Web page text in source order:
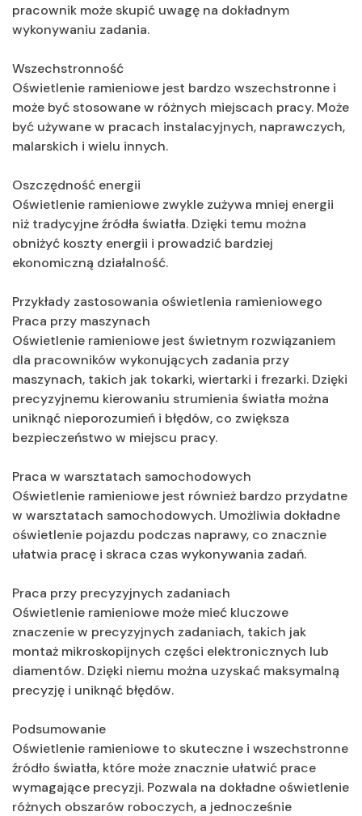
pracownik może skupić uwagę na dokładnym
wykonywaniu zadania.
Wszechstronność
Oświetlenie ramieniowe jest bardzo wszechstronne i
może być stosowane w różnych miejscach pracy. Może
być używane w pracach instalacyjnych, naprawczych,
malarskich i wielu innych.
Oszczędność energii
Oświetlenie ramieniowe zwykle zużywa mniej energii
niż tradycyjne źródła światła. Dzięki temu można
obniżyć koszty energii i prowadzić bardziej
ekonomiczną działalność.
Przykłady zastosowania oświetlenia ramieniowego
Praca przy maszynach
Oświetlenie ramieniowe jest świetnym rozwiązaniem
dla pracowników wykonujących zadania przy
maszynach, takich jak tokarki, wiertarki i frezarki. Dzięki
precyzyjnemu kierowaniu strumienia światła można
uniknąć nieporozumień i błędów, co zwiększa
bezpieczeństwo w miejscu pracy.
Praca w warsztatach samochodowych
Oświetlenie ramieniowe jest również bardzo przydatne
w warsztatach samochodowych. Umożliwia dokładne
oświetlenie pojazdu podczas naprawy, co znacznie
ułatwia pracę i skraca czas wykonywania zadań.
Praca przy precyzyjnych zadaniach
Oświetlenie ramieniowe może mieć kluczowe
znaczenie w precyzyjnych zadaniach, takich jak
montaż mikroskopijnych części elektronicznych lub
diamentów. Dzięki niemu można uzyskać maksymalną
precyzję i uniknąć błędów.
Podsumowanie
Oświetlenie ramieniowe to skuteczne i wszechstronne
źródło światła, które może znacznie ułatwić prace
wymagające precyzji. Pozwala na dokładne oświetlenie
różnych obszarów roboczych, a jednocześnie